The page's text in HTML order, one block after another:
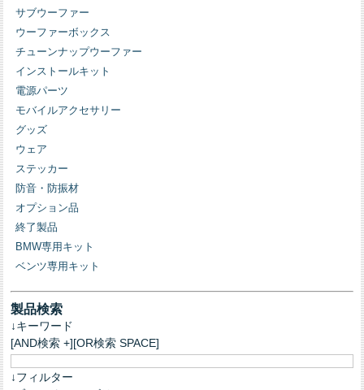
サブウーファー
ウーファーボックス
チューンナップウーファー
インストールキット
電源パーツ
モバイルアクセサリー
グッズ
ウェア
ステッカー
防音・防振材
オプション品
終了製品
BMW専用キット
ベンツ専用キット
製品検索
↓キーワード
[AND検索 +][OR検索 SPACE]
↓フィルター